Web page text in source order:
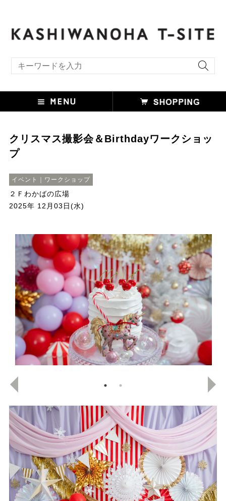
クリスマス撮影会＆Birthdayワークショッ
プ
イベント｜ワークショップ
２Ｆわかばの広場
2025年 12月03日(水)